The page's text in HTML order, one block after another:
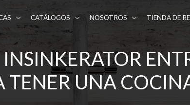
CATÁLOGOS NOSOTROS TIENDA DE
TENER UNA